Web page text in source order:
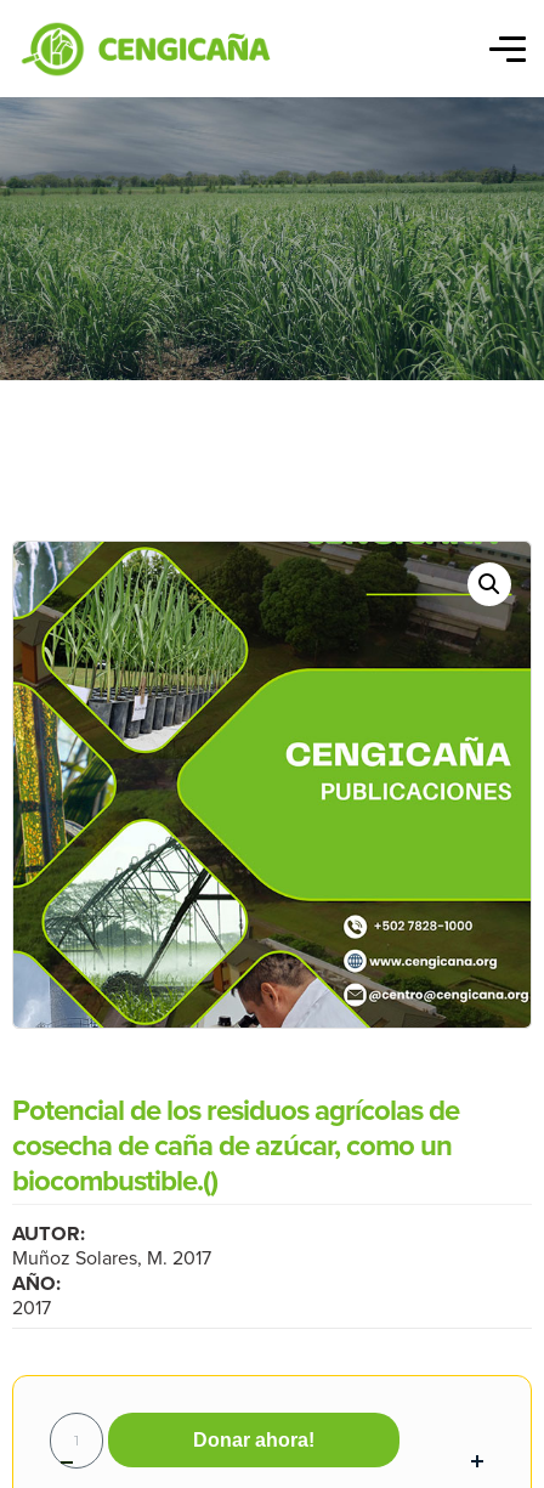
Potencial de los residuos agrícolas de
cosecha de caña de azúcar, como un
biocombustible.()
AUTOR:
Muñoz Solares, M. 2017
AÑO:
2017
Donar ahora!